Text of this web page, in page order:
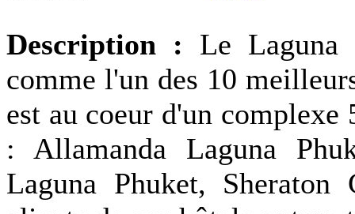
Description : Le Laguna
comme l'un des 10
est au coeur d'un
: Allamanda Laguna
Laguna Phuket, Sheraton